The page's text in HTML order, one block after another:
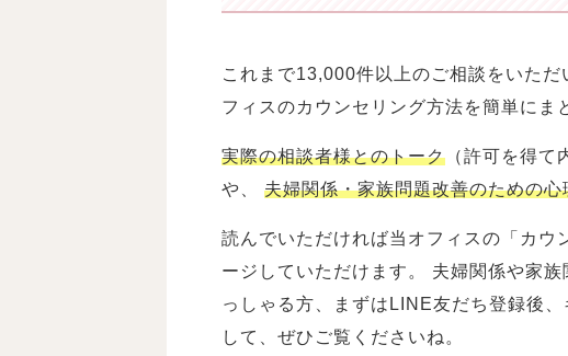
これまで13,000件以上のご相談をいた
フィスのカウンセリング方法を簡単にま
実際の相談者様とのトーク （許可を得て
や、 夫婦関係・家族問題改善のための
読んでいただければ当オフィスの「カウ
ージしていただけます。 夫婦関係や家
っしゃる方、まずはLINE友だち登録後、
して、ぜひご覧くださいね。